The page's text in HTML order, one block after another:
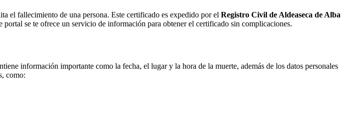
el fallecimiento de una persona. Este certificado es expedido por el Registro Civil de Aldeaseca de Alba
se te ofrece un servicio de información para obtener el certificado sin complicaciones.
información importante como la fecha, el lugar y la hora de la muerte, además de los datos personales
como: